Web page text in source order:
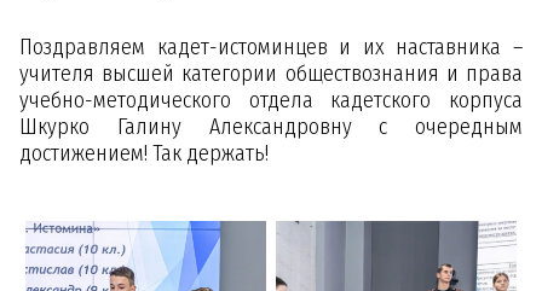
Поздравляем кадет-истоминцев и их наставника –
учителя высшей категории обществознания и права
учебно-методического отдела кадетского корпуса
Шкурко Галину Александровну с очередным
достижением! Так держать!